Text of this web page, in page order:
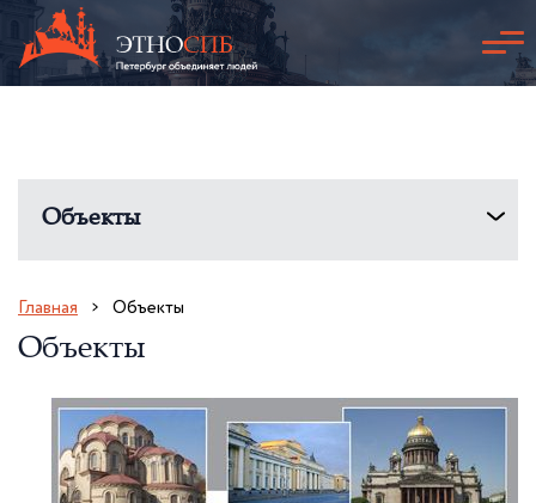
Объекты
Главная Объекты
Объекты